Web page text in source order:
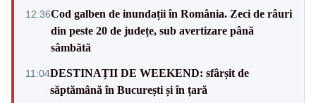
12:36Cod galben de inundații în România. Zeci de râuri
din peste 20 de județe, sub avertizare până
sâmbătă
11:04DESTINAȚII DE WEEKEND: sfârșit de
săptămână în București și în țară